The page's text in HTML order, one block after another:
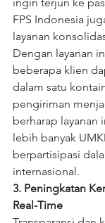
ingin terjun ke
FPS Indonesia
layanan
Dengan layanan
beberapa klien
dalam satu
pengiriman
berharap
lebih banyak
berpartisipasi
internasional.
3. Peningkatan
Real-Time